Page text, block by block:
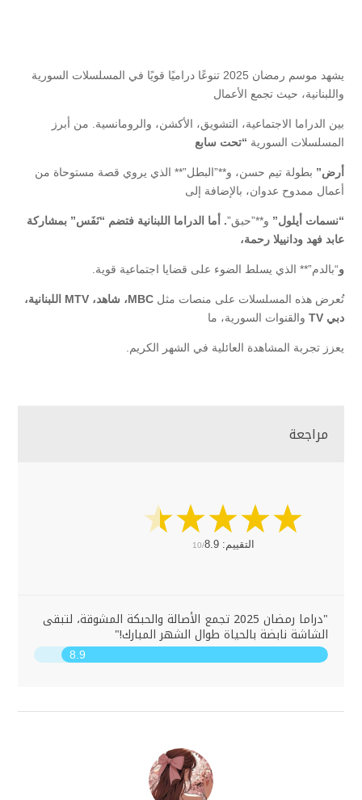
يشهد موسم رمضان 2025 تنوعًا دراميًا قويًا في المسلسلات السورية
واللبنانية، حيث تجمع الأعمال
بين الدراما الاجتماعية، التشويق، الأكشن، والرومانسية. من أبرز
المسلسلات السورية “تحت سابع
أرض” بطولة تيم حسن، و**”البطل”** الذي يروي قصة مستوحاة من
أعمال ممدوح عدوان، بالإضافة إلى
“نسمات أيلول” و**”حبق”. أما الدراما اللبنانية فتضم “نَفَس” بمشاركة
عابد فهد ودانييلا رحمة،
و“بالدم”** الذي يسلط الضوء على قضايا اجتماعية قوية.
تُعرض هذه المسلسلات على منصات مثل
MBC، شاهد، MTV اللبنانية،
دبي TV
والقنوات السورية، ما
يعزز تجربة المشاهدة العائلية في الشهر الكريم.
مراجعة
التقييم: 10/8.9
"دراما رمضان 2025 تجمع الأصالة والحبكة المشوقة، لتبقى
الشاشة نابضة بالحياة طوال الشهر المبارك!"
8.9